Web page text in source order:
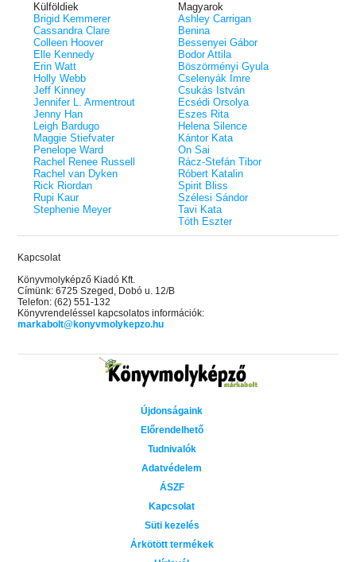
Külföldiek
Brigid Kemmerer
Cassandra Clare
Colleen Hoover
Elle Kennedy
Erin Watt
Holly Webb
Jeff Kinney
Jennifer L. Armentrout
Jenny Han
Leigh Bardugo
Maggie Stiefvater
Penelope Ward
Rachel Renee Russell
Rachel van Dyken
Rick Riordan
Rupi Kaur
Stephenie Meyer
Magyarok
Ashley Carrigan
Benina
Bessenyei Gábor
Bodor Attila
Böszörményi Gyula
Cselenyák Imre
Csukás István
Ecsédi Orsolya
Eszes Rita
Helena Silence
Kántor Kata
On Sai
Rácz-Stefán Tibor
Róbert Katalin
Spirit Bliss
Szélesi Sándor
Tavi Kata
Tóth Eszter
Kapcsolat
Könyvmolyképző Kiadó Kft.
Címünk: 6725 Szeged, Dobó u. 12/B
Telefon: (62) 551-132
Könyvrendeléssel kapcsolatos információk:
markabolt@konyvmolykepzo.hu
Újdonságaink
Előrendelhető
Tudnivalók
Adatvédelem
ÁSZF
Kapcsolat
Süti kezelés
Árkötött termékek